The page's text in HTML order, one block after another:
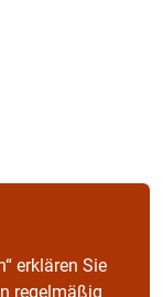
erklären Sie
regelmäßig